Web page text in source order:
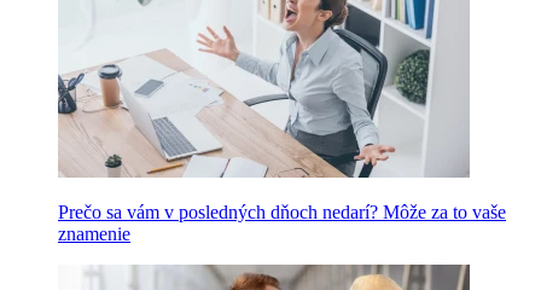
Prečo sa vám v posledných dňoch nedarí? Môže za to vaše
znamenie